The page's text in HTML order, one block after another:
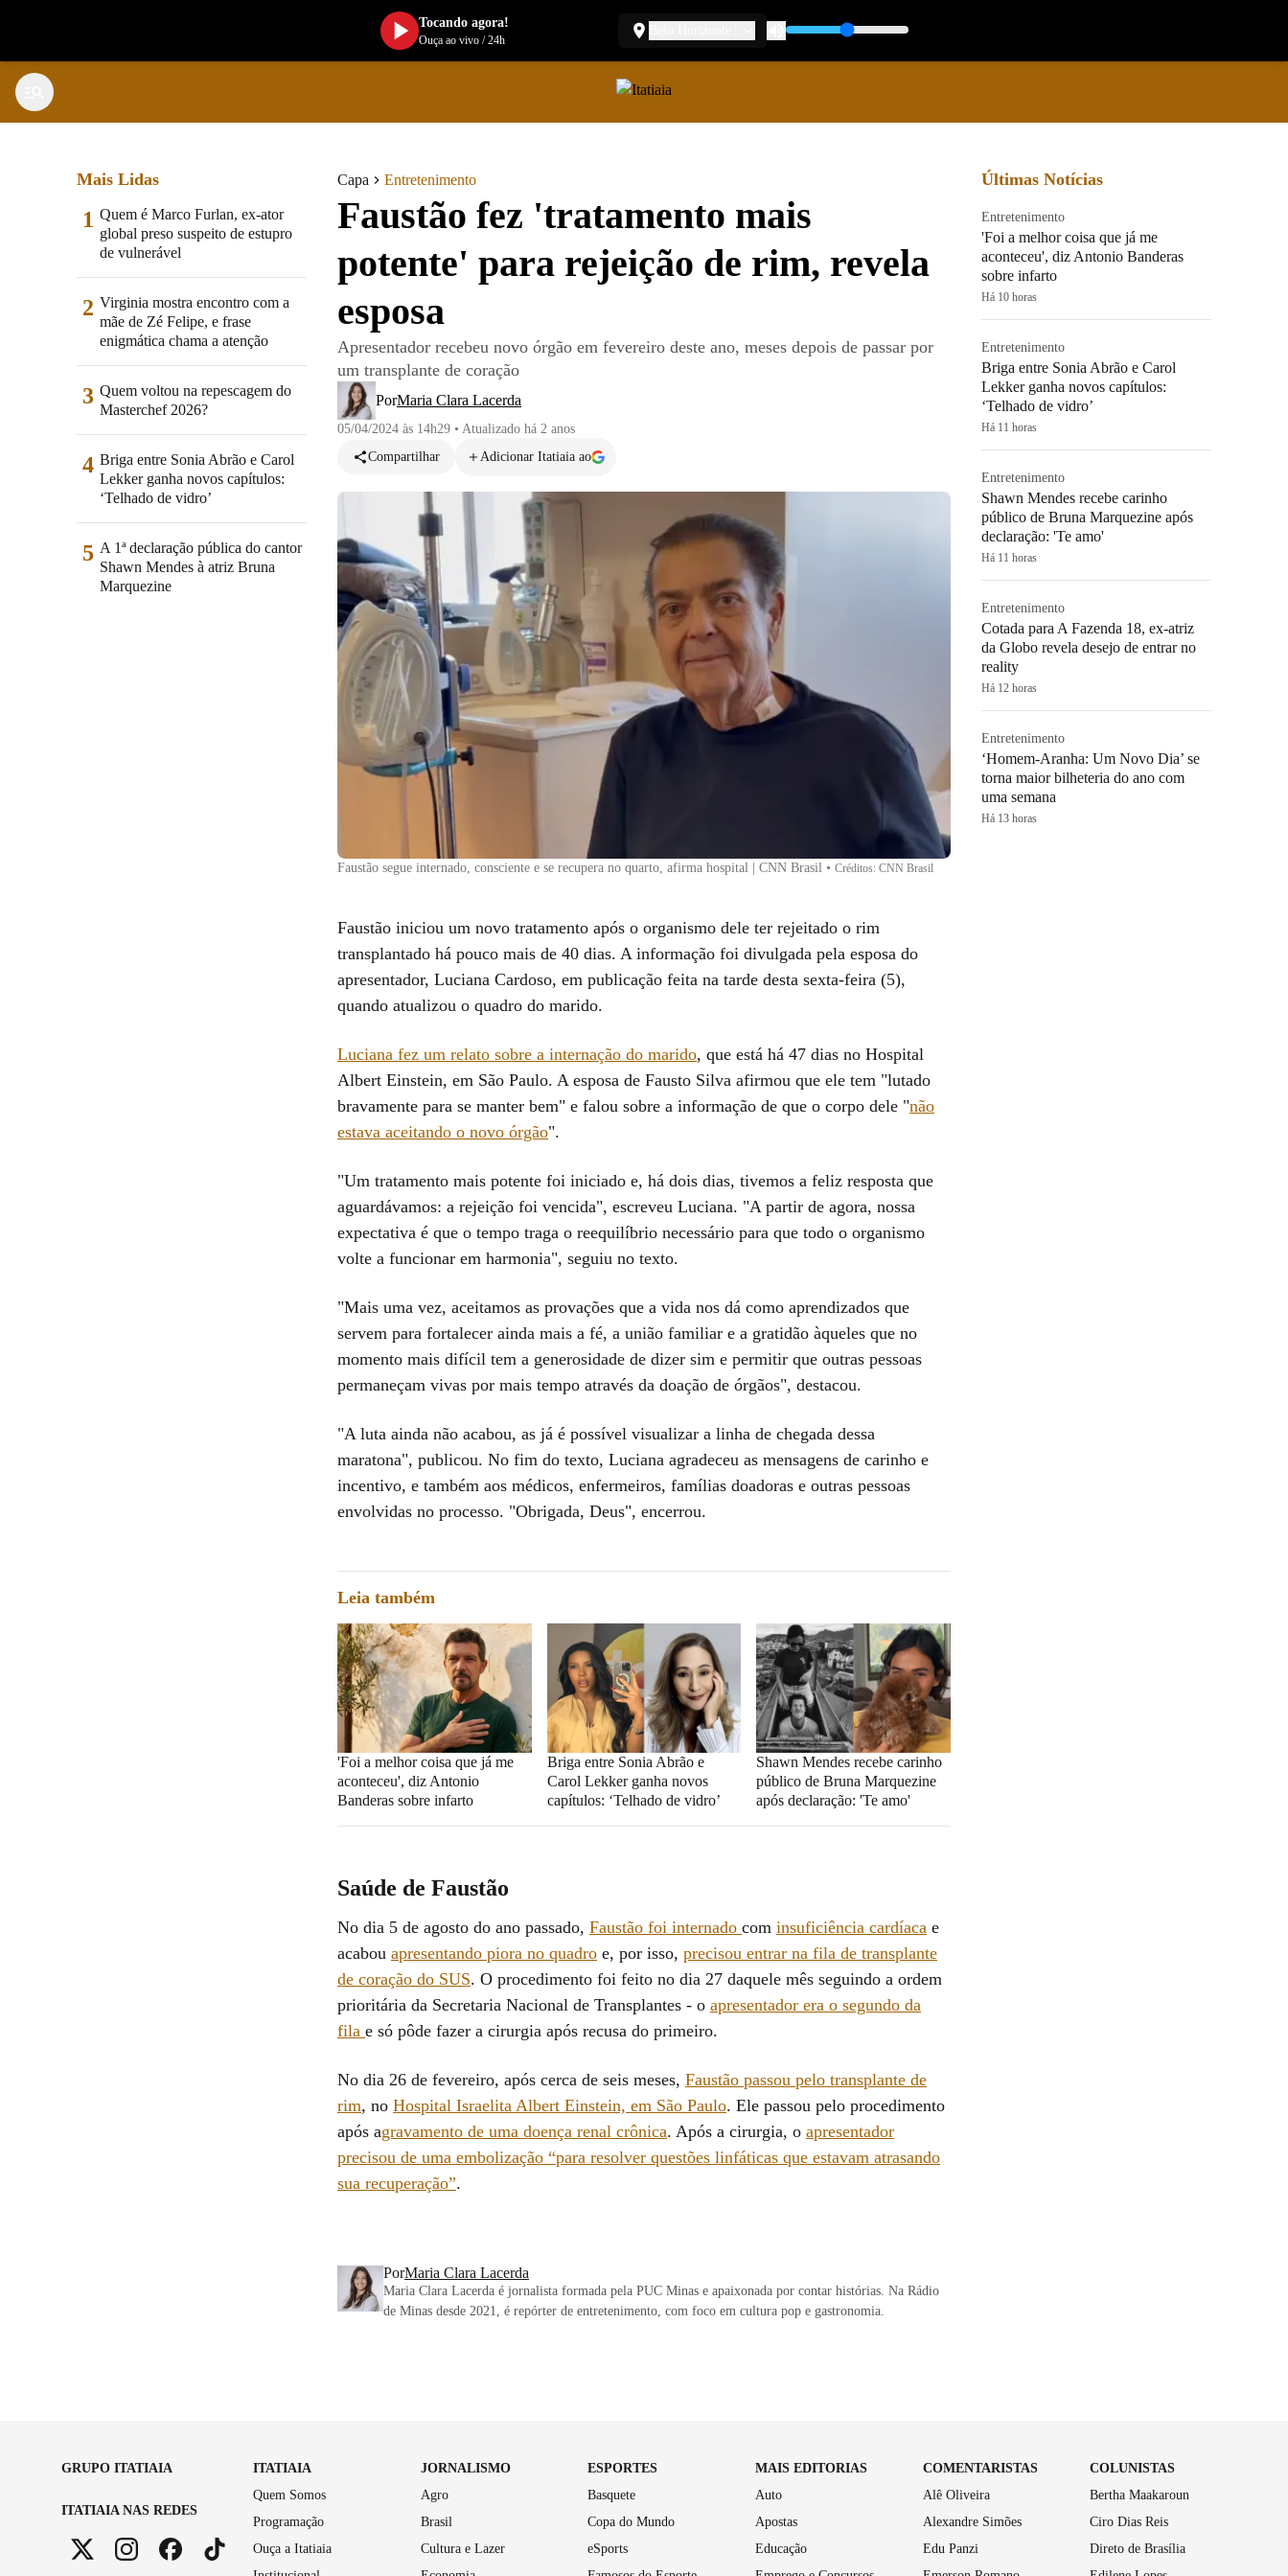
Capa Entretenimento
Faustão fez 'tratamento mais
potente' para rejeição de rim, revela
esposa
Apresentador recebeu novo órgão em fevereiro deste ano, meses depois de passar por
um transplante de coração
PorMaria Clara Lacerda
05/04/2024 às 14h29 • Atualizado há 2 anos
Compartilhar
Adicionar Itatiaia ao
Faustão segue internado, consciente e se recupera no quarto, afirma hospital | CNN Brasil • Créditos: CNN Brasil
Faustão iniciou um novo tratamento após o organismo dele ter rejeitado o rim
transplantado há pouco mais de 40 dias. A informação foi divulgada pela esposa do
apresentador, Luciana Cardoso, em publicação feita na tarde desta sexta-feira (5),
quando atualizou o quadro do marido.
Luciana fez um relato sobre a internação do marido, que está há 47 dias no Hospital
Albert Einstein, em São Paulo. A esposa de Fausto Silva afirmou que ele tem "lutado
bravamente para se manter bem" e falou sobre a informação de que o corpo dele "não
estava aceitando o novo órgão".
"Um tratamento mais potente foi iniciado e, há dois dias, tivemos a feliz resposta que
aguardávamos: a rejeição foi vencida", escreveu Luciana. "A partir de agora, nossa
expectativa é que o tempo traga o reequilíbrio necessário para que todo o organismo
volte a funcionar em harmonia", seguiu no texto.
"Mais uma vez, aceitamos as provações que a vida nos dá como aprendizados que
servem para fortalecer ainda mais a fé, a união familiar e a gratidão àqueles que no
momento mais difícil tem a generosidade de dizer sim e permitir que outras pessoas
permaneçam vivas por mais tempo através da doação de órgãos", destacou.
"A luta ainda não acabou, as já é possível visualizar a linha de chegada dessa
maratona", publicou. No fim do texto, Luciana agradeceu as mensagens de carinho e
incentivo, e também aos médicos, enfermeiros, famílias doadoras e outras pessoas
envolvidas no processo. "Obrigada, Deus", encerrou.
Leia também
'Foi a melhor coisa que já me
aconteceu', diz Antonio
Banderas sobre infarto
Briga entre Sonia Abrão e
Carol Lekker ganha novos
capítulos: ‘Telhado de vidro’
Shawn Mendes recebe carinho
público de Bruna Marquezine
após declaração: 'Te amo'
Saúde de Faustão
No dia 5 de agosto do ano passado, Faustão foi internado com insuficiência cardíaca e
acabou apresentando piora no quadro e, por isso, precisou entrar na fila de transplante
de coração do SUS. O procedimento foi feito no dia 27 daquele mês seguindo a ordem
prioritária da Secretaria Nacional de Transplantes - o apresentador era o segundo da
fila e só pôde fazer a cirurgia após recusa do primeiro.
No dia 26 de fevereiro, após cerca de seis meses, Faustão passou pelo transplante de
rim, no Hospital Israelita Albert Einstein, em São Paulo. Ele passou pelo procedimento
após agravamento de uma doença renal crônica. Após a cirurgia, o apresentador
precisou de uma embolização “para resolver questões linfáticas que estavam atrasando
sua recuperação”.
PorMaria Clara Lacerda
Maria Clara Lacerda é jornalista formada pela PUC Minas e apaixonada por contar histórias. Na Rádio
de Minas desde 2021, é repórter de entretenimento, com foco em cultura pop e gastronomia.
Mais Lidas
1 Quem é Marco Furlan, ex-ator
global preso suspeito de estupro
de vulnerável
2 Virginia mostra encontro com a
mãe de Zé Felipe, e frase
enigmática chama a atenção
3 Quem voltou na repescagem do
Masterchef 2026?
4 Briga entre Sonia Abrão e Carol
Lekker ganha novos capítulos:
‘Telhado de vidro’
5 A 1ª declaração pública do cantor
Shawn Mendes à atriz Bruna
Marquezine
Últimas Notícias
Entretenimento
'Foi a melhor coisa que já me
aconteceu', diz Antonio Banderas
sobre infarto
Há 10 horas
Entretenimento
Briga entre Sonia Abrão e Carol
Lekker ganha novos capítulos:
‘Telhado de vidro’
Há 11 horas
Entretenimento
Shawn Mendes recebe carinho
público de Bruna Marquezine após
declaração: 'Te amo'
Há 11 horas
Entretenimento
Cotada para A Fazenda 18, ex-atriz
da Globo revela desejo de entrar no
reality
Há 12 horas
Entretenimento
‘Homem-Aranha: Um Novo Dia’ se
torna maior bilheteria do ano com
uma semana
Há 13 horas
GRUPO ITATIAIA
ITATIAIA NAS REDES
ITATIAIA
Quem Somos
Programação
Ouça a Itatiaia
JORNALISMO
Agro
Brasil
Cultura e Lazer
ESPORTES
Basquete
Copa do Mundo
eSports
MAIS EDITORIAS
Auto
Apostas
Educação
COMENTARISTAS
Alê Oliveira
Alexandre Simões
Edu Panzi
COLUNISTAS
Bertha Maakaroun
Ciro Dias Reis
Direto de Brasília
Tocando agora!
Ouça ao vivo/24h